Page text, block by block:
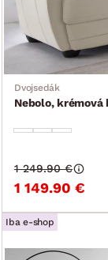
Dvojsedák
Nebolo, krémová
1 149.90 €
1 249.90 €
Iba e-shop